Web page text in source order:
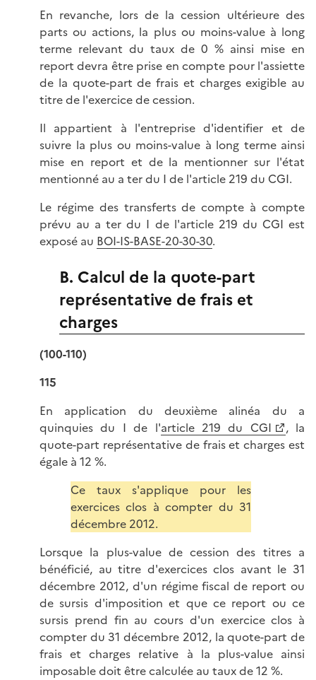
En revanche, lors de la cession ultérieure des
parts ou actions, la plus ou moins-value à long
terme relevant du taux de 0 % ainsi mise en
report devra être prise en compte pour l'assiette
de la quote-part de frais et charges exigible au
titre de l'exercice de cession.
Il appartient à l'entreprise d'identifier et de
suivre la plus ou moins-value à long terme ainsi
mise en report et de la mentionner sur l'état
mentionné au a ter du I de l'article 219 du CGI.
Le régime des transferts de compte à compte
prévu au a ter du I de l'article 219 du CGI est
exposé au BOI-IS-BASE-20-30-30.
B. Calcul de la quote-part
représentative de frais et
charges
(100-110)
115
En application du deuxième alinéa du a
quinquies du I de l'article 219 du CGI
, la
quote-part représentative de frais et charges est
égale à 12 %.
Ce taux s'applique pour les
exercices clos à compter du 31
décembre 2012.
Lorsque la plus-value de cession des titres a
bénéficié, au titre d'exercices clos avant le 31
décembre 2012, d'un régime fiscal de report ou
de sursis d'imposition et que ce report ou ce
sursis prend fin au cours d'un exercice clos à
compter du 31 décembre 2012, la quote-part de
frais et charges relative à la plus-value ainsi
imposable doit être calculée au taux de 12 %.